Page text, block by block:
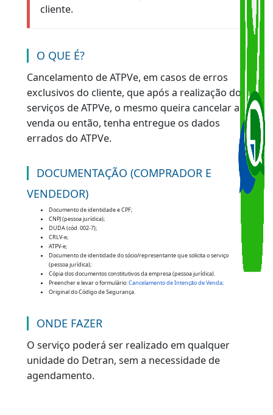
criminal.
Corregedoria para ciência e autorização
do Cancelamento do ATPVE sem a
necessidade de pagamento do DUDA,
visando cessar os prejuízos causados ao
cliente.
O QUE É?
Cancelamento de ATPVe, em casos de erros
exclusivos do cliente, que após a realização do
serviços de ATPVe, o mesmo queira cancelar a
venda ou então, tenha entregue os dados
errados do ATPVe.
DOCUMENTAÇÃO (COMPRADOR E
VENDEDOR)
CNPJ (pessoa jurídica);
DUDA (cód. 002-7);
ATPV-e;